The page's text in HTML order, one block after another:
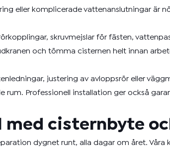
eller komplicerade vattenanslutningar är
skruvmejslar för fästen,
och tömma cisternen helt innan
justering av avloppsrör eller
Professionell installation ger också
med cisternbyte
dygnet runt, alla dagar om året. Våra